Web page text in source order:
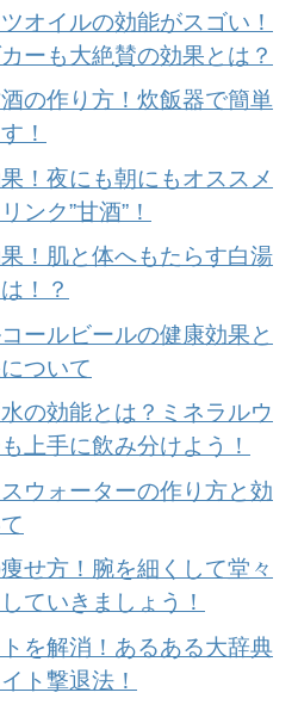
オイルの効能がスゴい！
ーも大絶賛の効果とは？
の作り方！炊飯器で簡単
！
！夜にも朝にもオススメ
ンク”甘酒”！
！肌と体へもたらす白湯
！？
ールビールの健康効果と
ついて
の効能とは？ミネラルウ
上手に飲み分けよう！
ウォーターの作り方と効
せ方！腕を細くして堂々
ていきましょう！
を解消！あるある大辞典
ト撃退法！